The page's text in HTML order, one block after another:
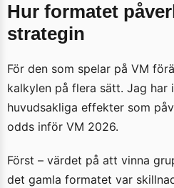
Hur formatet
strategin
För den som spelar på VM
kalkylen på flera sätt. Jag har
huvudsakliga effekter som
odds inför VM 2026.
Först – värdet på att vinna
det gamla formatet var